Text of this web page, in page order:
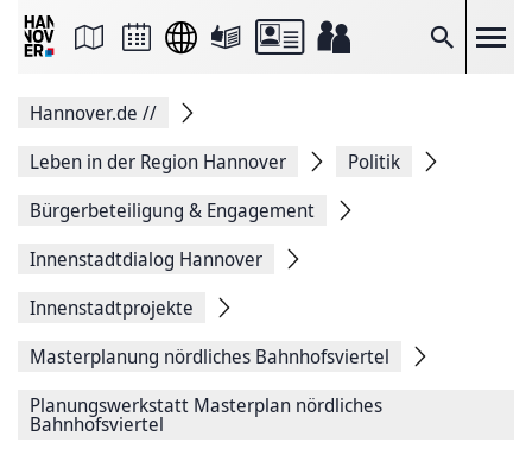
Suche
Seite
Facebook
teilen
Seitenlink
Seite
Hannover.de //
Leben in der Region Hannover
Politik
Bürgerbeteiligung & Engagement
Innenstadtdialog Hannover
Innenstadtprojekte
Masterplanung nördliches Bahnhofsviertel
Planungswerkstatt Masterplan nördliches
Bahnhofsviertel